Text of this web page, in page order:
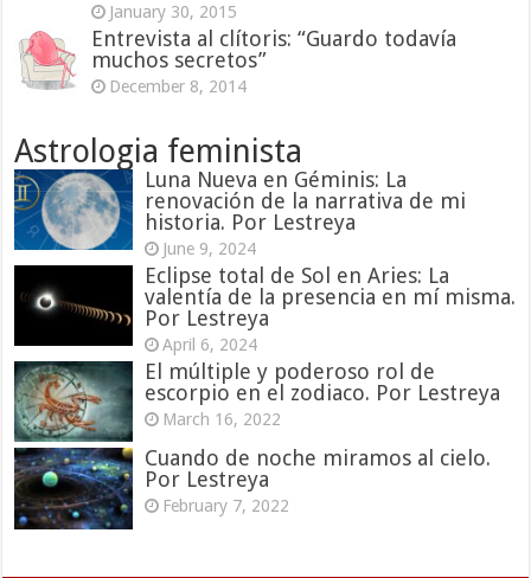
January 30, 2015
Entrevista al clítoris: “Guardo todavía
muchos secretos”
December 8, 2014
Astrologia feminista
Luna Nueva en Géminis: La
renovación de la narrativa de mi
historia. Por Lestreya
June 9, 2024
Eclipse total de Sol en Aries: La
valentía de la presencia en mí misma.
Por Lestreya
April 6, 2024
El múltiple y poderoso rol de
escorpio en el zodiaco. Por Lestreya
March 16, 2022
Cuando de noche miramos al cielo.
Por Lestreya
February 7, 2022